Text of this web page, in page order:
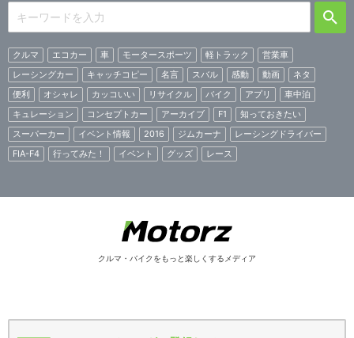
クルマ エコカー 車 モータースポーツ 軽トラック
営業車
レーシングカー
キャッチコピー 名言 スバル 感動 動画
ネタ
便利
オシャレ カッコいい リサイクル バイク アプリ
車中泊
キュレーション
コンセプトカー アーカイブ F1
知っておきたい
スーパーカー
イベント情報 2016 ジムカーナ
レーシングドライバー
FIA-F4
行ってみた！ イベント グッズ レース
クルマ・バイクをもっと楽しくするメディア